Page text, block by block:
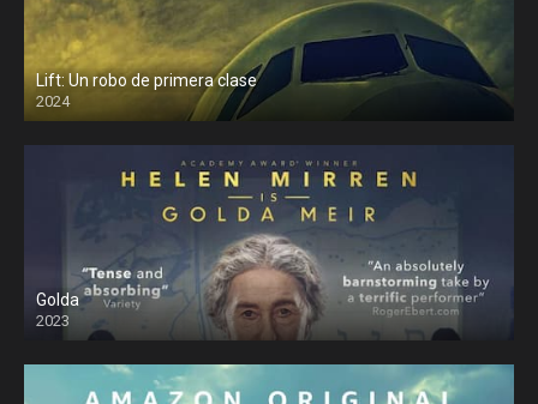
Lift: Un robo de primera clase
2024
Golda
2023